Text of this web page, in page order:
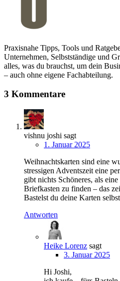
Praxisnahe Tipps, Tools und
Unternehmen, Selbstständige und
alles, was du brauchst, um dein
– auch ohne eigene Fachabteilung.
3 Kommentare
vishnu joshi sagt
1. Januar 2025
Weihnachtskarten sind eine
stressigen Adventszeit eine
gibt nichts Schöneres, als
Briefkasten zu finden – das
Bastelst du deine Karten
Antworten
Heike Lorenz sagt
3. Januar 2025
Hi Joshi,